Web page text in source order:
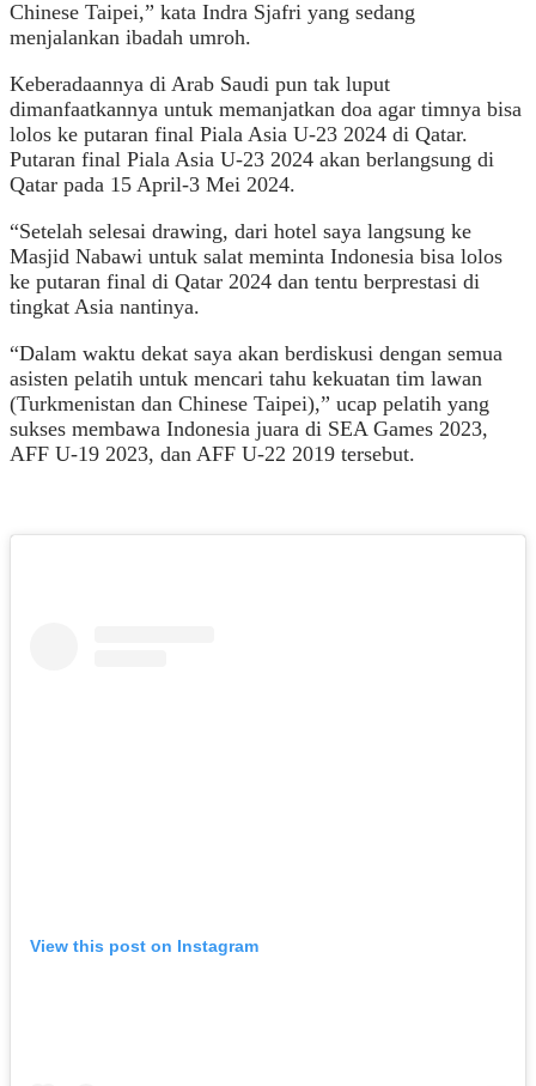
Chinese Taipei,” kata Indra Sjafri yang sedang
menjalankan ibadah umroh.
Keberadaannya di Arab Saudi pun tak luput
dimanfaatkannya untuk memanjatkan doa agar timnya bisa
lolos ke putaran final Piala Asia U-23 2024 di Qatar.
Putaran final Piala Asia U-23 2024 akan berlangsung di
Qatar pada 15 April-3 Mei 2024.
“Setelah selesai drawing, dari hotel saya langsung ke
Masjid Nabawi untuk salat meminta Indonesia bisa lolos
ke putaran final di Qatar 2024 dan tentu berprestasi di
tingkat Asia nantinya.
“Dalam waktu dekat saya akan berdiskusi dengan semua
asisten pelatih untuk mencari tahu kekuatan tim lawan
(Turkmenistan dan Chinese Taipei),” ucap pelatih yang
sukses membawa Indonesia juara di SEA Games 2023,
AFF U-19 2023, dan AFF U-22 2019 tersebut.
View this post on Instagram